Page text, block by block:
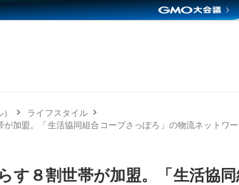
ライフスタイル
が加盟。「生活協同組合コープさっぽろ」の物流ネットワ
す８割世帯が加盟。「生活協